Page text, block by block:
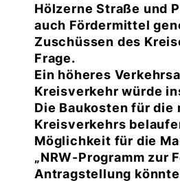
Hölzerne Straße und
auch Fördermittel
Zuschüssen des
Frage.
Ein höheres
Kreisverkehr würde
Die Baukosten für die
Kreisverkehrs
Möglichkeit für die
NRW-Programm zur
Antragstellung